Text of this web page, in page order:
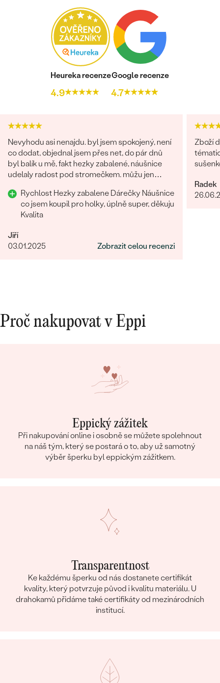
Heureka recenze
4.9
Google recenze
4.7
Nevyhodu asi nenajdu. byl jsem spokojený, není
co dodat, objednal jsem přes net, do pár dnů
byl balík u mě, fakt hezky zabalené, náušnice
udelaly radost pod stromečkem. můžu jen
Rychlost Hezky zabalene Dárečky Náušnice
co jsem koupil pro holky, úplně super, děkuju
Kvalita
Jiří
03.01.2025
Zobrazit celou recenzi
Zboží
Radek
Proč nakupovat v Eppi
Eppický zážitek
Při nakupování online i osobně se můžete spolehnout
na náš tým, který se postará o to, aby už samotný
výběr šperku byl eppickým zážitkem.
Transparentnost
Ke každému šperku od nás dostanete certifikát
kvality, který potvrzuje původ i kvalitu materiálu. U
drahokamů přidáme také certifikáty od mezinárodních
institucí.